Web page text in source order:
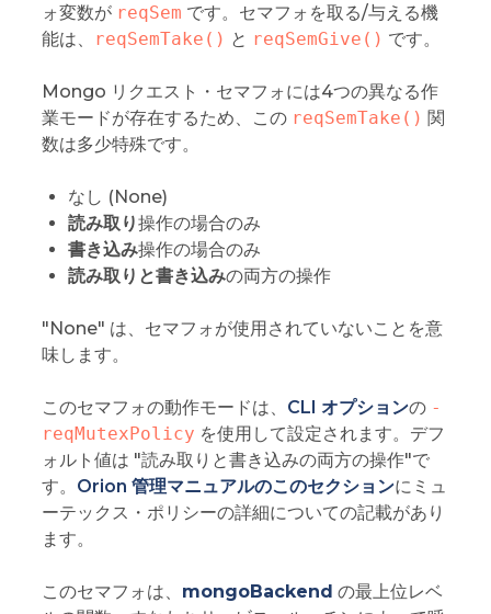
ォ変数が reqSem です。セマフォを取る/与える機
能は、
reqSemTake() と reqSemGive() です。
Mongo リクエスト・セマフォには4つの異なる作
業モードが存在するため、この reqSemTake() 関
数は多少特殊です。
なし (None)
読み取り操作の場合のみ
書き込み操作の場合のみ
読み取りと書き込みの両方の操作
"None" は、セマフォが使用されていないことを意
味します。
このセマフォの動作モードは、 CLI オプションの -
reqMutexPolicy を使用して設定されます。デフ
ォルト値は "読み取りと書き込みの両方の操作"で
す。 Orion 管理マニュアルのこのセクションにミュ
ーテックス・ポリシーの詳細についての記載があり
ます。
このセマフォは、 mongoBackend の最上位レベ